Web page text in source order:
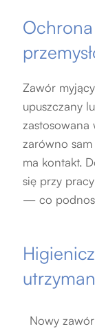
Zawór
upuszczany
zarówno
ma kontakt.
się przy
— co
Nowy